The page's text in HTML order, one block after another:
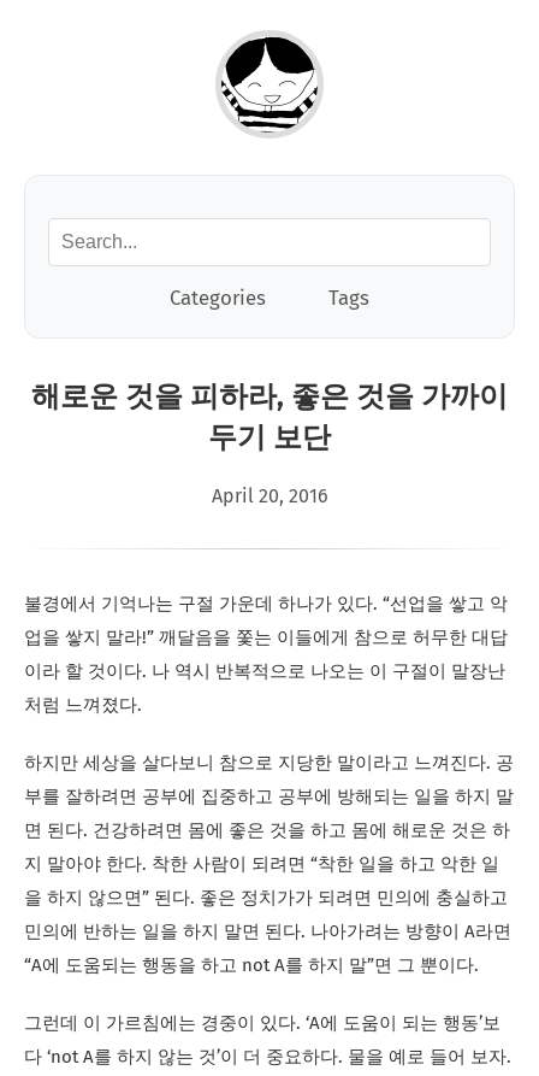
Categories Tags
해로운 것을 피하라, 좋은 것을 가까이
두기 보단
April 20, 2016
불경에서 기억나는 구절 가운데 하나가 있다. “선업을 쌓고 악
업을 쌓지 말라!” 깨달음을 쫓는 이들에게 참으로 허무한 대답
이라 할 것이다. 나 역시 반복적으로 나오는 이 구절이 말장난
처럼 느껴졌다.
하지만 세상을 살다보니 참으로 지당한 말이라고 느껴진다. 공
부를 잘하려면 공부에 집중하고 공부에 방해되는 일을 하지 말
면 된다. 건강하려면 몸에 좋은 것을 하고 몸에 해로운 것은 하
지 말아야 한다. 착한 사람이 되려면 “착한 일을 하고 악한 일
을 하지 않으면” 된다. 좋은 정치가가 되려면 민의에 충실하고
민의에 반하는 일을 하지 말면 된다. 나아가려는 방향이 A라면
“A에 도움되는 행동을 하고 not A를 하지 말”면 그 뿐이다.
그런데 이 가르침에는 경중이 있다. ‘A에 도움이 되는 행동’보
다 ‘not A를 하지 않는 것’이 더 중요하다. 물을 예로 들어 보자.